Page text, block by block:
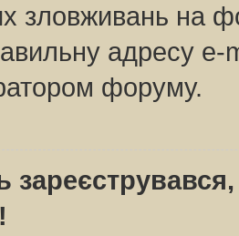
зловживань на
адресу e-
форуму.